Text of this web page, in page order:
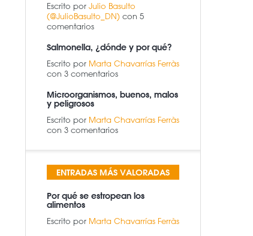
Escrito por Julio Basulto
(@JulioBasulto_DN) con 5
comentarios
Salmonella, ¿dónde y por qué?
Escrito por Marta Chavarrías Ferràs
con 3 comentarios
Microorganismos, buenos, malos
y peligrosos
Escrito por Marta Chavarrías Ferràs
con 3 comentarios
ENTRADAS MÁS VALORADAS
Por qué se estropean los
alimentos
Escrito por Marta Chavarrías Ferràs